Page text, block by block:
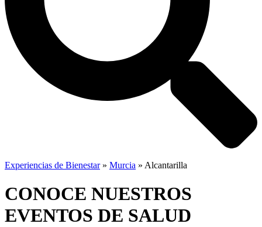
Experiencias de Bienestar» Murcia » Alcantarilla
CONOCE NUESTROS
EVENTOS DE SALUD